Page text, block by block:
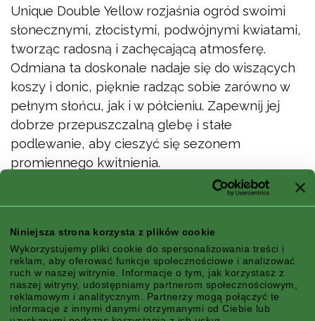
Niniejsza strona korzysta z plików cookie
Wykorzystujemy pliki cookie do spersonalizowania treści i
reklam, aby oferować funkcje społecznościowe i analizować
ruch w naszej witrynie. Informacje o tym, jak korzystasz z
naszej witryny, udostępniamy partnerom społecznościowym,
reklamowym i analitycznym. Partnerzy mogą połączyć te
informacje z innymi danymi otrzymanymi od Ciebie lub
Unique Double Yellow rozjaśnia ogród swoimi
słonecznymi, złocistymi, podwójnymi kwiatami,
tworząc radosną i zachęcającą atmosferę.
Odmiana ta doskonale nadaje się do wiszących
koszy i donic, pięknie radząc sobie zarówno w
pełnym słońcu, jak i w półcieniu. Zapewnij jej
dobrze przepuszczalną glebę i stałe
podlewanie, aby cieszyć się sezonem
promiennego kwitnienia.
Wysokość x rozstawa/szpaler: 30 x 60 cm
Cechy